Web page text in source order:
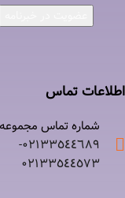
اطلاعات تماس
شماره تماس
۰۲۱٣٣٥٤٤٦٨٩-
۰٢١٣٣٥٤٤٥٧٣